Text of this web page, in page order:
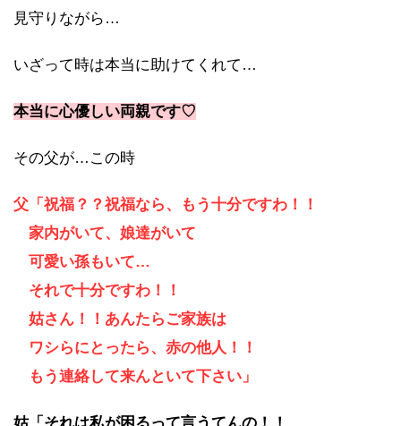
見守りながら…
いざって時は本当に助けてくれて…
本当に心優しい両親です♡
その父が…この時
父「祝福？？祝福なら、もう十分ですわ！！
家内がいて、娘達がいて
可愛い孫もいて…
それで十分ですわ！！
姑さん！！あんたらご家族は
ワシらにとったら、赤の他人！！
もう連絡して来んといて下さい」